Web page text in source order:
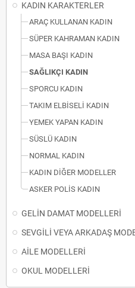
KADIN KARAKTERLER
ARAÇ KULLANAN KADIN
SÜPER KAHRAMAN KADIN
MASA BAŞI KADIN
SAĞLIKÇI KADIN
SPORCU KADIN
TAKIM ELBİSELİ KADIN
YEMEK YAPAN KADIN
SÜSLÜ KADIN
NORMAL KADIN
KADIN DİĞER MODELLER
ASKER POLİS KADIN
GELİN DAMAT MODELLERİ
SEVGİLİ VEYA ARKADAŞ
AİLE MODELLERİ
OKUL MODELLERİ